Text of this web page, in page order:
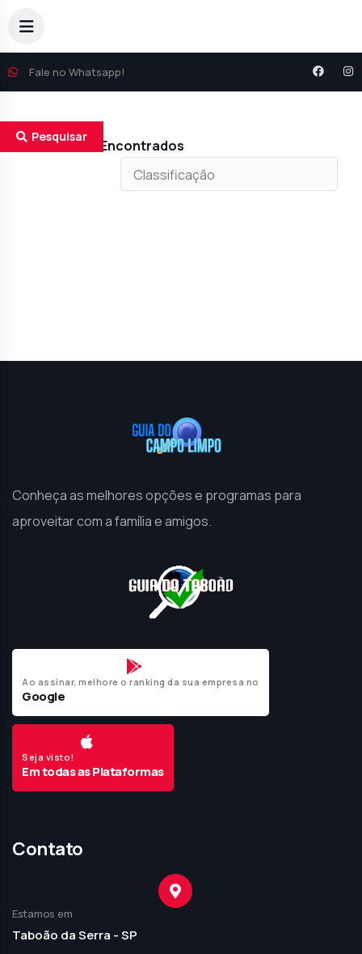
Fale no Whatsapp!
Pesquisar
Resultados Encontrados
Conheça as melhores opções e programas para
aproveitar com a família e amigos.
Ao assinar, melhore o ranking da sua empresa no
Google
Seja visto!
Em todas as Plataformas
Contato
Estamos em
Taboão da Serra - SP